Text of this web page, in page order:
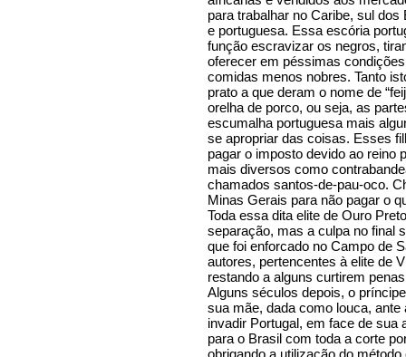
para trabalhar no Caribe, sul
e portuguesa. Essa escória
função escravizar os negros,
oferecer em péssimas
comidas menos nobres. Tanto
prato a que deram o nome de
orelha de porco, ou seja, as
escumalha portuguesa mais
se apropriar das coisas. Esses
pagar o imposto devido ao reino
mais diversos como
chamados santos-de-pau-oco.
Minas Gerais para não pagar o
Toda essa dita elite de Ouro
separação, mas a culpa no final
que foi enforcado no Campo de
autores, pertencentes à elite de
restando a alguns curtirem
Alguns séculos depois, o
sua mãe, dada como louca,
invadir Portugal, em face de sua
para o Brasil com toda a corte
obrigando a utilização do